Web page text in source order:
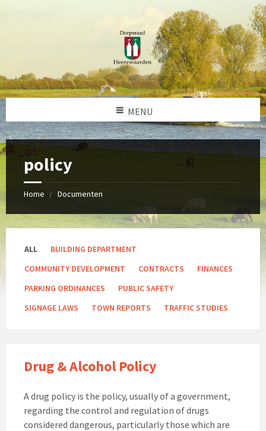
MENU
policy
Home Documenten
Categories:
ALL
BUILDING DEPARTMENT
COMMUNITY DEVELOPMENT
CONTRACTS
FINANCES
PARKING ORDINANCES
PUBLIC SAFETY
SIGNAGE LAWS
TOWN REPORTS TRAFFIC STUDIES
Drug & Alcohol Policy
A drug policy is the policy, usually of a government,
regarding the control and regulation of drugs
considered dangerous, particularly those which are